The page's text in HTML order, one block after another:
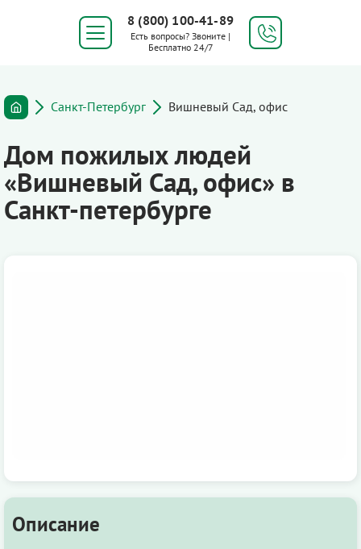
8 (800) 100-41-89
Есть вопросы? Звоните |
Бесплатно 24/7
Санкт-Петербург Вишневый Сад, офис
Дом пожилых людей
«Вишневый Сад, офис» в
Санкт-петербурге
Описание